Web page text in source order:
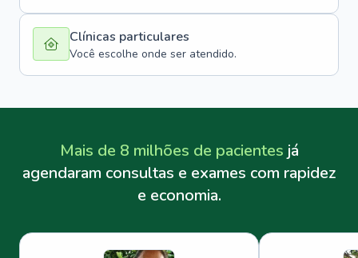
Clínicas particulares
Você escolhe onde ser atendido.
Mais de 8 milhões de pacientes já
agendaram consultas e exames com rapidez
e economia.